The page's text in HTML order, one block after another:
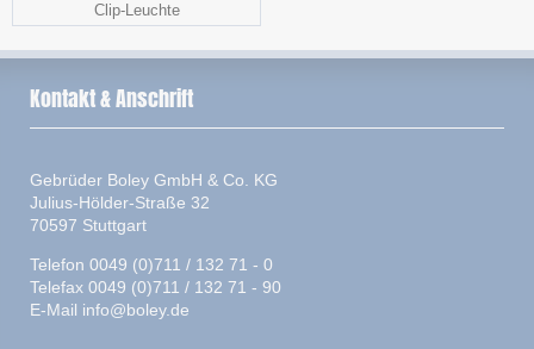
Clip-Leuchte
Kontakt & Anschrift
Gebrüder Boley GmbH & Co. KG
Julius-Hölder-Straße 32
70597 Stuttgart
Telefon 0049 (0)711 / 132 71 - 0
Telefax 0049 (0)711 / 132 71 - 90
E-Mail info@boley.de